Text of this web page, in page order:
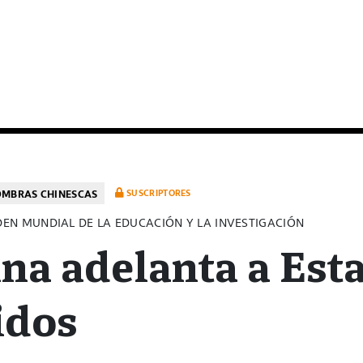
CHINESCAS SUSCRIPTORES
MUNDIAL DE LA EDUCACIÓN Y LA INVESTIGACIÓN
adelanta a